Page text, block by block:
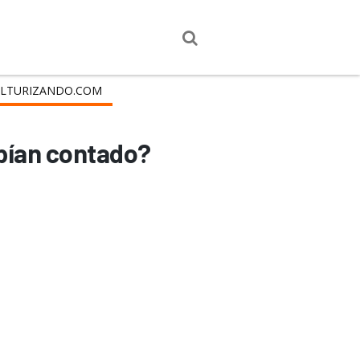
contado?